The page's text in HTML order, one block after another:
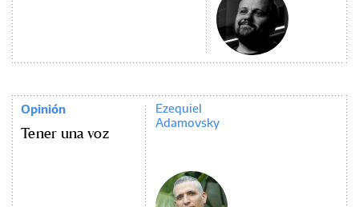
Opinión
Tener una voz
Ezequiel
Adamovsky